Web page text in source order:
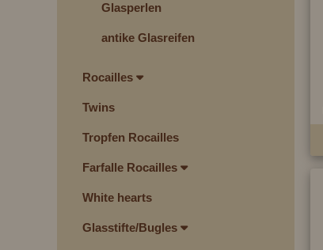
Glasperlen
antike Glasreifen
Rocailles
Twins
Tropfen Rocailles
Farfalle Rocailles
White hearts
Glasstifte/Bugles